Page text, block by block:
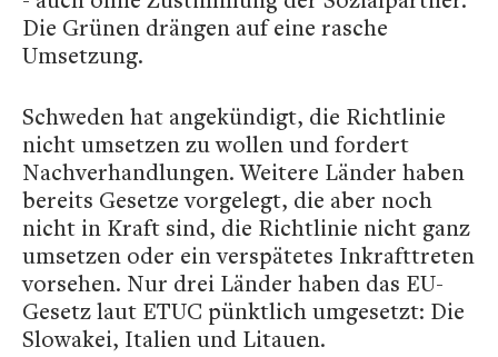
Die Grünen drängen auf eine rasche
Umsetzung.
Schweden hat angekündigt, die Richtlinie
nicht umsetzen zu wollen und fordert
Nachverhandlungen. Weitere Länder haben
bereits Gesetze vorgelegt, die aber noch
nicht in Kraft sind, die Richtlinie nicht ganz
umsetzen oder ein verspätetes Inkrafttreten
vorsehen. Nur drei Länder haben das EU-
Gesetz laut ETUC pünktlich umgesetzt: Die
Slowakei, Italien und Litauen.